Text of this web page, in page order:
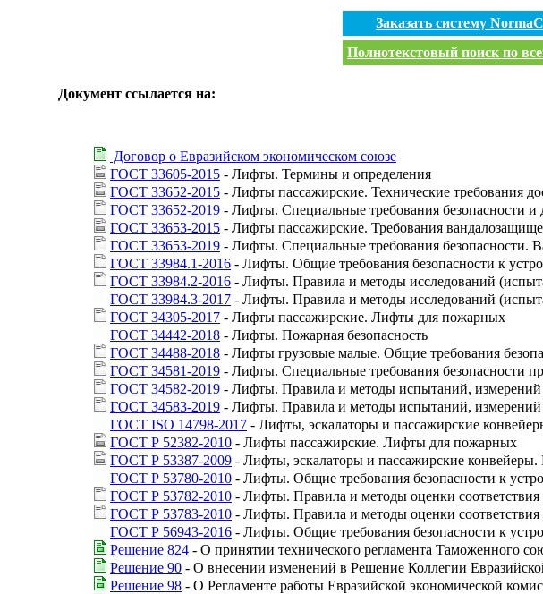
Заказать систему
Полнотекстовый поиск по
Документ ссылается на:
Договор о Евразийском экономическом союзе
ГОСТ 33605-2015 - Лифты. Термины и определения
ГОСТ 33652-2015 - Лифты пассажирские. Технические требования
ГОСТ 33652-2019 - Лифты. Специальные требования безопасности
ГОСТ 33653-2015 - Лифты пассажирские. Требования
ГОСТ 33653-2019 - Лифты. Специальные требования безопасности.
ГОСТ 33984.1-2016 - Лифты. Общие требования безопасности к
ГОСТ 33984.2-2016 - Лифты. Правила и методы исследований
ГОСТ 33984.3-2017 - Лифты. Правила и методы исследований
ГОСТ 34305-2017 - Лифты пассажирские. Лифты для пожарных
ГОСТ 34442-2018 - Лифты. Пожарная безопасность
ГОСТ 34488-2018 - Лифты грузовые малые. Общие требования
ГОСТ 34581-2019 - Лифты. Специальные требования безопасности
ГОСТ 34582-2019 - Лифты. Правила и методы испытаний, измерений
ГОСТ 34583-2019 - Лифты. Правила и методы испытаний, измерений
ГОСТ ISO 14798-2017 - Лифты, эскалаторы и пассажирские
ГОСТ Р 52382-2010 - Лифты пассажирские. Лифты для пожарных
ГОСТ Р 53387-2009 - Лифты, эскалаторы и пассажирские
ГОСТ Р 53780-2010 - Лифты. Общие требования безопасности к
ГОСТ Р 53782-2010 - Лифты. Правила и методы оценки
ГОСТ Р 53783-2010 - Лифты. Правила и методы оценки
ГОСТ Р 56943-2016 - Лифты. Общие требования безопасности к
Решение 824 - О принятии технического регламента Таможенного
Решение 90 - О внесении изменений в Решение Коллегии
Решение 98 - О Регламенте работы Евразийской экономической